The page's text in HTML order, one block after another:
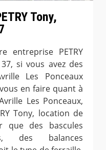
Tony,
entreprise PETRY
si vous avez des
Les Ponceaux
en faire quant à
Les Ponceaux,
Tony, location de
que des bascules
des balances